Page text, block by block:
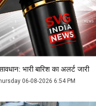
भारी बारिश का अलर्ट जारी
06-08-2026 6:54 PM